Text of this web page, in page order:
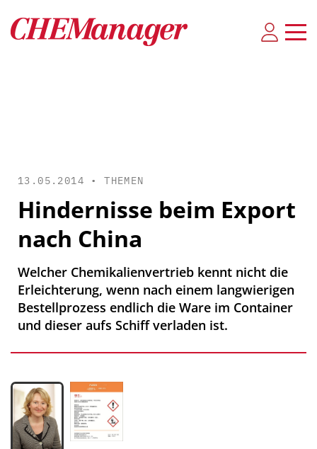
13.05.2014 •THEMEN
Hindernisse beim Export
nach China
Welcher Chemikalienvertrieb kennt nicht die
Erleichterung, wenn nach einem langwierigen
Bestellprozess endlich die Ware im Container
und dieser aufs Schiff verladen ist.